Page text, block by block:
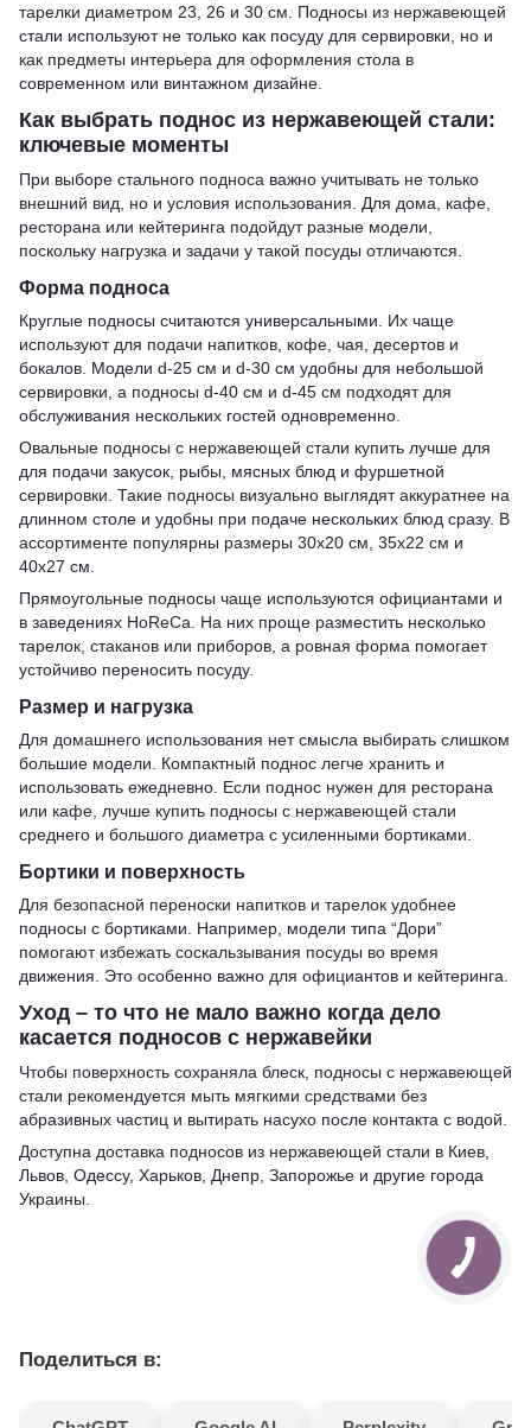
тарелки диаметром 23, 26 и 30 см. Подносы из нержавеющей
стали используют не только как посуду для сервировки, но и
как предметы интерьера для оформления стола в
современном или винтажном дизайне.
Как выбрать поднос из нержавеющей стали:
ключевые моменты
При выборе стального подноса важно учитывать не только
внешний вид, но и условия использования. Для дома, кафе,
ресторана или кейтеринга подойдут разные модели,
поскольку нагрузка и задачи у такой посуды отличаются.
Форма подноса
Круглые подносы считаются универсальными. Их чаще
используют для подачи напитков, кофе, чая, десертов и
бокалов. Модели d-25 см и d-30 см удобны для небольшой
сервировки, а подносы d-40 см и d-45 см подходят для
обслуживания нескольких гостей одновременно.
Овальные подносы с нержавеющей стали купить лучше для
для подачи закусок, рыбы, мясных блюд и фуршетной
сервировки. Такие подносы визуально выглядят аккуратнее на
длинном столе и удобны при подаче нескольких блюд сразу. В
ассортименте популярны размеры 30х20 см, 35х22 см и
40х27 см.
Прямоугольные подносы чаще используются официантами и
в заведениях HoReCa. На них проще разместить несколько
тарелок, стаканов или приборов, а ровная форма помогает
устойчиво переносить посуду.
Размер и нагрузка
Для домашнего использования нет смысла выбирать слишком
большие модели. Компактный поднос легче хранить и
использовать ежедневно. Если поднос нужен для ресторана
или кафе, лучше купить подносы с нержавеющей стали
среднего и большого диаметра с усиленными бортиками.
Бортики и поверхность
Для безопасной переноски напитков и тарелок удобнее
подносы с бортиками. Например, модели типа “Дори”
помогают избежать соскальзывания посуды во время
движения. Это особенно важно для официантов и кейтеринга.
Уход – то что не мало важно когда дело
касается подносов с нержавейки
Чтобы поверхность сохраняла блеск, подносы с нержавеющей
стали рекомендуется мыть мягкими средствами без
абразивных частиц и вытирать насухо после контакта с водой.
Доступна доставка подносов из нержавеющей стали в Киев,
Львов, Одессу, Харьков, Днепр, Запорожье и другие города
Украины.
Поделиться в: